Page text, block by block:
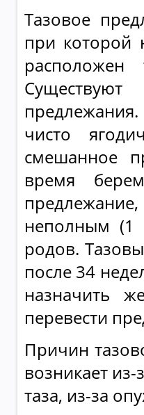
Тазовое
при которой
чисто
смешанное
время
неполным (1
родов.
после 34
назначить
перевести
Причин
возникает
таза, из-за